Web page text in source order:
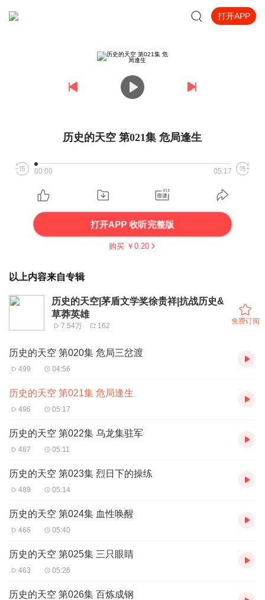
打开APP
历史的天空 第021集 危局逢生
00:00 05:17
打开APP 收听完整版
购买 ￥ 0.20
以上内容来自专辑
历史的天空|茅盾文学奖徐贵祥|抗战历史&
草莽英雄
7.54万 162
免费订阅
历史的天空 第020集 危局三岔渡
499 04:56
历史的天空 第021集 危局逢生
496 05:17
历史的天空 第022集 乌龙集驻军
487 05:11
历史的天空 第023集 烈日下的操练
489 05:14
历史的天空 第024集 血性唤醒
466 05:40
历史的天空 第025集 三只眼睛
463 05:26
历史的天空 第026集 百炼成钢